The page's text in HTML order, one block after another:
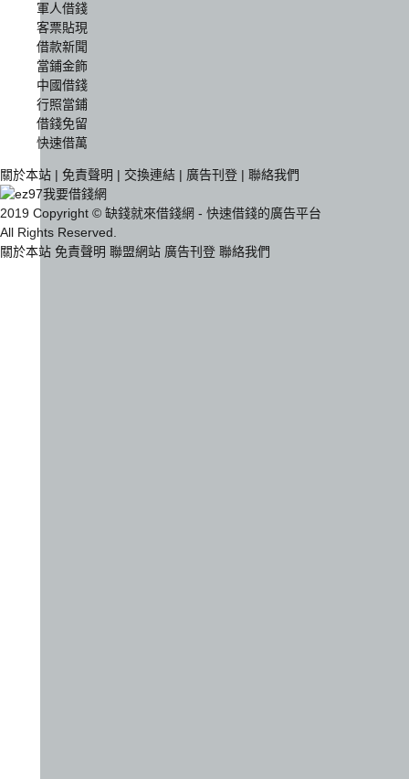
軍人借錢
客票貼現
借款新聞
當鋪金飾
中國借錢
行照當鋪
借錢免留
快速借萬
關於本站 | 免責聲明 | 交換連結 | 廣告刊登 | 聯絡我們
2019 Copyright © 缺錢就來借錢網 - 快速借錢的廣告平台
All Rights Reserved.
關於本站 免責聲明 聯盟網站 廣告刊登 聯絡我們